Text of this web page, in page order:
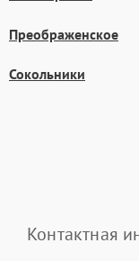
Преображенское
Сокольники
Контактная